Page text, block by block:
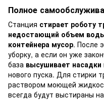
Полное
Станция стирает роботу
недостающий объем
контейнера мусор. После
уборку, а если он уже
база высушивает насадки
нового пуска. Для стирки
раствором моющей
всегда будут выстираны